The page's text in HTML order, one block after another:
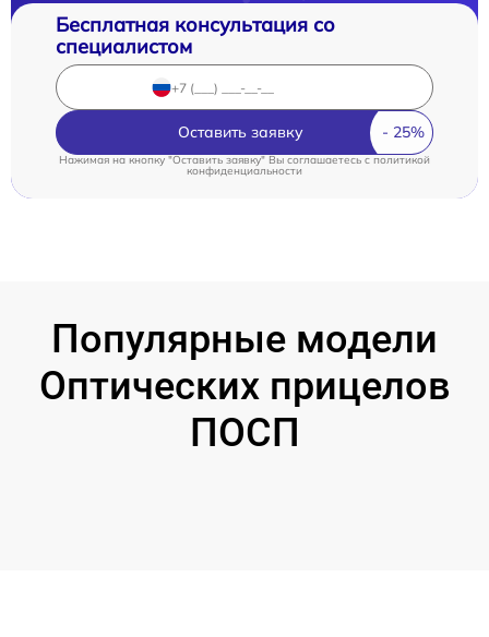
Бесплатная консультация со
специалистом
Оставить заявку
Нажимая на кнопку "Оставить заявку" Вы соглашаетесь c политикой
конфиденциальности
Популярные модели
Оптических прицелов
ПОСП